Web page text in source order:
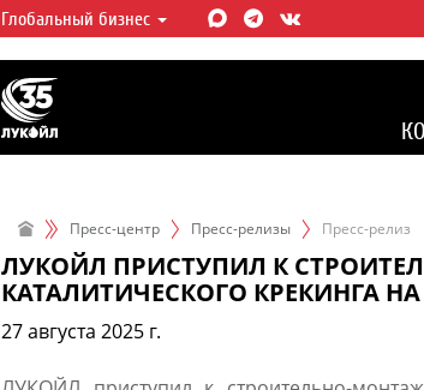
ЛУКОЙЛ СЕГОДНЯ
ЛУКОЙЛ — одна из крупнейших
интегрированных нефтегазовых компаний в
мире, на долю которой приходится более 2%
мировой добычи нефти и около 1%
Глобальный бизнес
Пресс-центр Пресс-релизы Пресс-релиз
ЛУКОЙЛ ПРИСТУПИЛ К
КАТАЛИТИЧЕСКОГО КРЕКИНГА
27 августа 2025 г.